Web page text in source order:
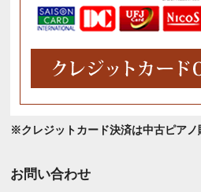
※クレジットカード決済は中古ピア
お問い合わせ